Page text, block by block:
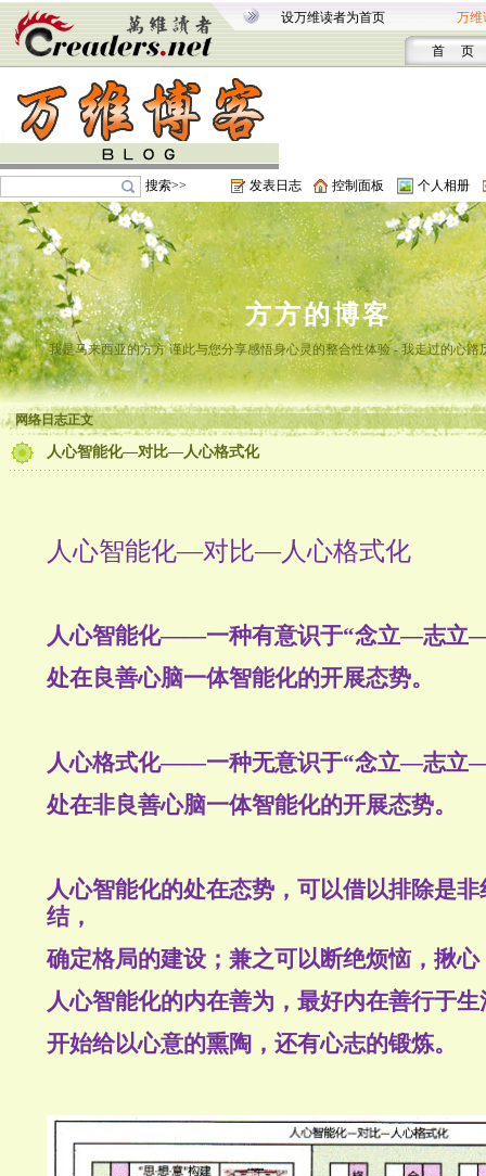
设万维读者为首页 万维
首 页
搜索>> 发表日志 控制面板 个人相册
方方的博客
我是马来西亚的方方 谨此与您分享感悟身心灵的整合性体验 - 我走过的心路
网络日志正文
人心智能化—对比—人心格式化
人心智能化—对比—人心格式化
人心智能化——一种有意识于“念立—志立
处在良善心脑一体智能化的开展态势。
人心格式化——一种无意识于“念立—志立
处在非良善心脑一体智能化的开展态势。
人心智能化的处在态势，可以借以排除是
结，
确定格局的建设；兼之可以断绝烦恼，揪
人心智能化的内在善为，最好内在善行于
开始给以心意的熏陶，还有心志的锻炼。